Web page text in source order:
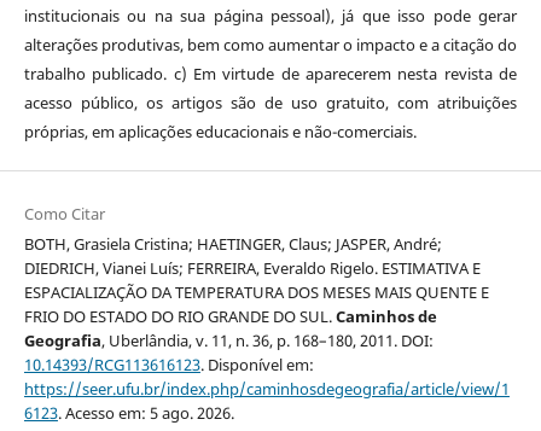
institucionais ou na sua página pessoal), já que isso pode gerar
alterações produtivas, bem como aumentar o impacto e a citação do
trabalho publicado. c) Em virtude de aparecerem nesta revista de
acesso público, os artigos são de uso gratuito, com atribuições
próprias, em aplicações educacionais e não-comerciais.
Como Citar
BOTH, Grasiela Cristina; HAETINGER, Claus; JASPER, André;
DIEDRICH, Vianei Luís; FERREIRA, Everaldo Rigelo. ESTIMATIVA E
ESPACIALIZAÇÃO DA TEMPERATURA DOS MESES MAIS QUENTE E
FRIO DO ESTADO DO RIO GRANDE DO SUL.Caminhos de
Geografia, Uberlândia, v. 11, n. 36, p. 168–180, 2011. DOI:
10.14393/RCG113616123. Disponível em:
https://seer.ufu.br/index.php/caminhosdegeografia/article/view/1
6123. Acesso em: 5 ago. 2026.